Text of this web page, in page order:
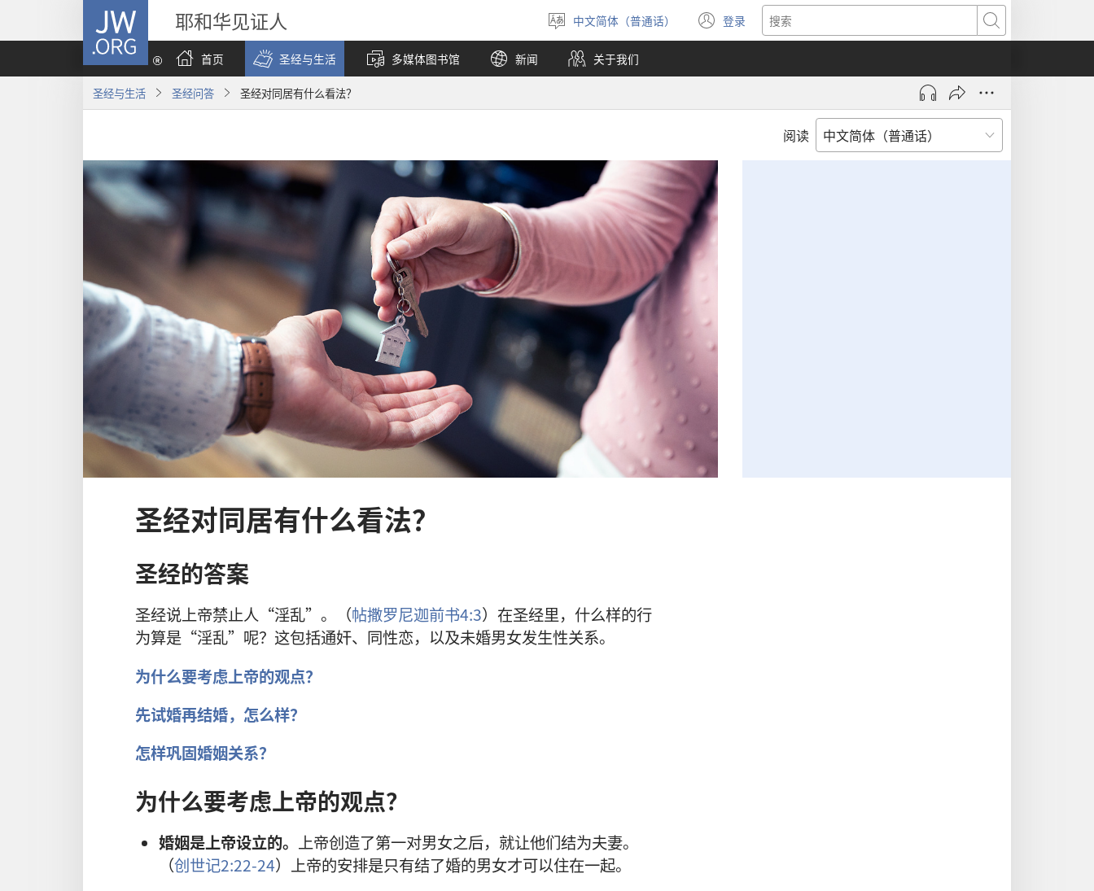
JW.ORG 耶和华见证人
选
择
语
言
中文简体（普通话） 登录
（打
开
窗
搜
索
首页
圣经与生活 多媒体图书馆 新闻 关于我们
圣经与生活 圣经问答 圣经对同居有什么看法？
阅读
圣经对同居有什么看法？
圣经的答案
圣经说上帝禁止人“淫乱”。（帖撒罗尼迦前书4:3）在圣经里，什么样的行
为算是“淫乱”呢？这包括通奸、同性恋，以及未婚男女发生性关系。
为什么要考虑上帝的观点？
先试婚再结婚，怎么样？
怎样巩固婚姻关系？
为什么要考虑上帝的观点？
婚姻是上帝设立的。 上帝创造了第一对男女之后，就让他们结为夫妻。
（创世记2:22-24）上帝的安排是只有结了婚的男女才可以住在一起。